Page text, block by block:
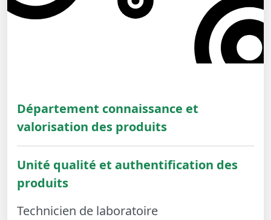
Département connaissance et
valorisation des produits
Unité qualité et authentification des
produits
Technicien de laboratoire